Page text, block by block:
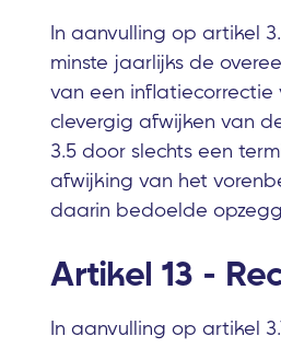
In aanvulling op artikel
minste jaarlijks de
van een
clevergig afwijken van
3.5 door slechts een
afwijking van het
daarin bedoelde
Artikel 13 -
In aanvulling op artikel